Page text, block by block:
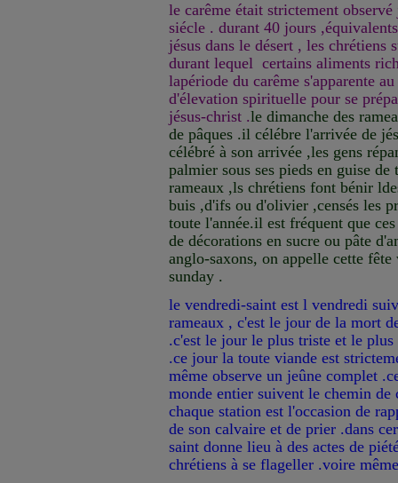
le carême était strictement
siécle . durant 40 jours
jésus dans le désert , les chrétiens
durant lequel certains aliments
lapériode du carême s'apparente
d'élevation spirituelle pour se
jésus-christ .le dimanche des
de pâques .il célébre l'arrivée de
célébré à son arrivée ,les gens
palmier sous ses pieds en guise de
rameaux ,ls chrétiens font bénir
buis ,d'ifs ou d'olivier ,censés les
toute l'année.il est fréquent que
de décorations en sucre ou pâte
anglo-saxons, on appelle cette
sunday .
le vendredi-saint est l vendredi
rameaux , c'est le jour de la mort
.c'est le jour le plus triste et le plus
.ce jour la toute viande est
même observe un jeûne complet
monde entier suivent le chemin
chaque station est l'occasion de
de son calvaire et de prier .dans
saint donne lieu à des actes de
chrétiens à se flageller .voire